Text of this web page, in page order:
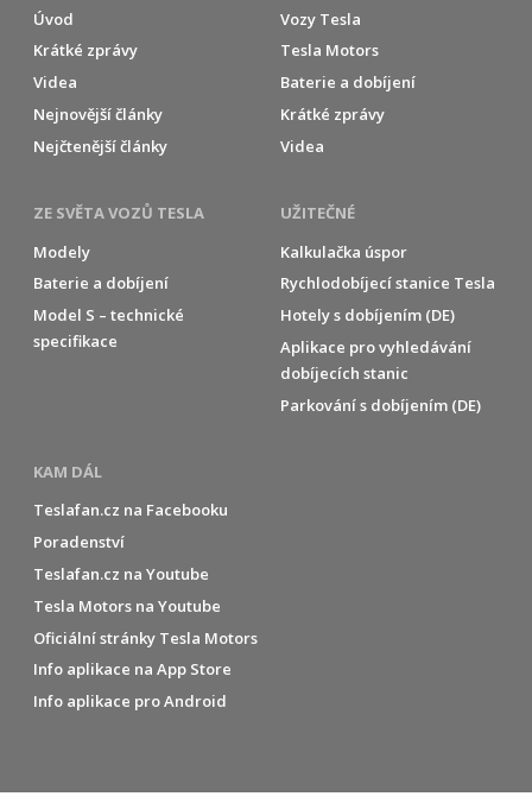
Úvod
Krátké zprávy
Videa
Nejnovější články
Nejčtenější články
Vozy Tesla
Tesla Motors
Baterie a dobíjení
Krátké zprávy
Videa
ZE SVĚTA VOZŮ TESLA
Modely
Baterie a dobíjení
Model S – technické
specifikace
UŽITEČNÉ
Kalkulačka úspor
Rychlodobíjecí stanice Tesla
Hotely s dobíjením (DE)
Aplikace pro vyhledávání
dobíjecích stanic
Parkování s dobíjením (DE)
KAM DÁL
Teslafan.cz na Facebooku
Poradenství
Teslafan.cz na Youtube
Tesla Motors na Youtube
Oficiální stránky Tesla Motors
Info aplikace na App Store
Info aplikace pro Android